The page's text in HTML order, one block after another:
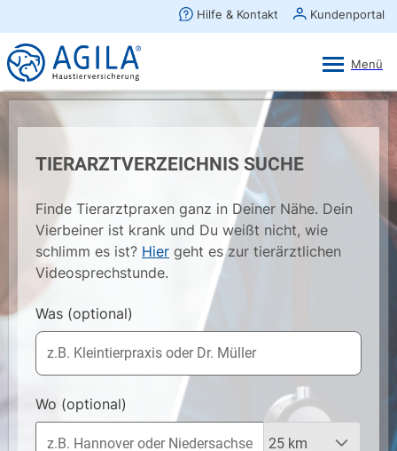
TIERARZTVERZEICHNIS SUCHE
Finde Tierarztpraxen ganz in Deiner Nähe. Dein
Vierbeiner ist krank und Du weißt nicht, wie
schlimm es ist? Hier geht es zur tierärztlichen
Videosprechstunde.
Was (optional)
Wo (optional)
×
AGILA Kunden-App
Gratis - Im Play Store laden
Ansehen